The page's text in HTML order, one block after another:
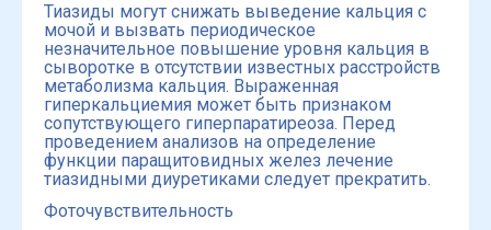
Тиазиды могут снижать выведение кальция с
мочой и вызвать периодическое
незначительное повышение уровня кальция в
сыворотке в отсутствии известных расстройств
метаболизма кальция. Выраженная
гиперкальциемия может быть признаком
сопутствующего гиперпаратиреоза. Перед
проведением анализов на определение
функции паращитовидных желез лечение
тиазидными диуретиками следует прекратить.
Фоточувствительность